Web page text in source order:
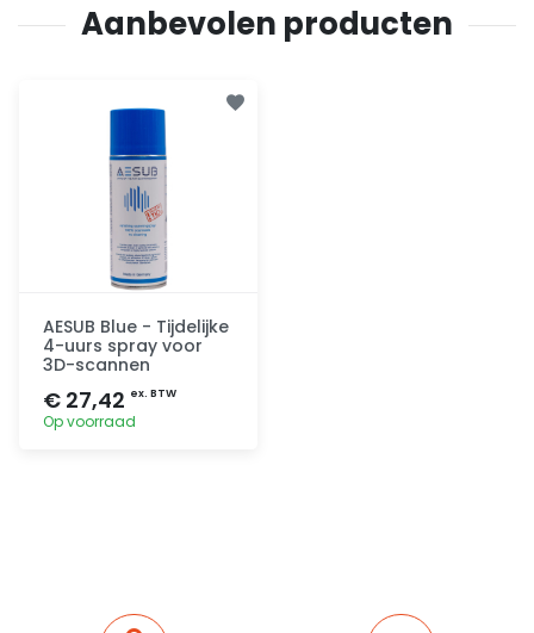
Aanbevolen producten
AESUB Blue - Tijdelijke
4-uurs spray voor
3D-scannen
€ 27,42 ex. BTW
Op voorraad